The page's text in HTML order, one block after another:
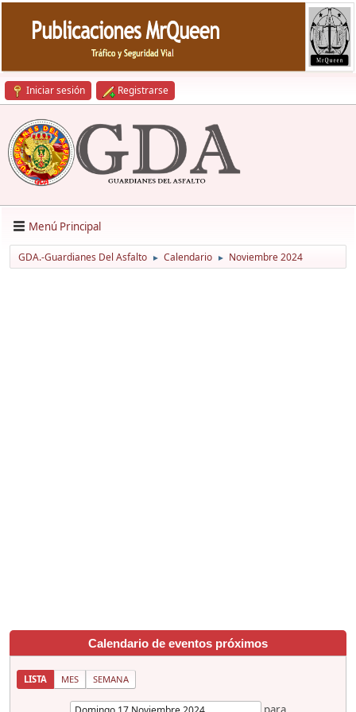
Iniciar sesión Registrarse
Menú Principal
GDA.-Guardianes Del Asfalto ► Calendario ► Noviembre 2024
Calendario de eventos próximos
LISTA MES SEMANA